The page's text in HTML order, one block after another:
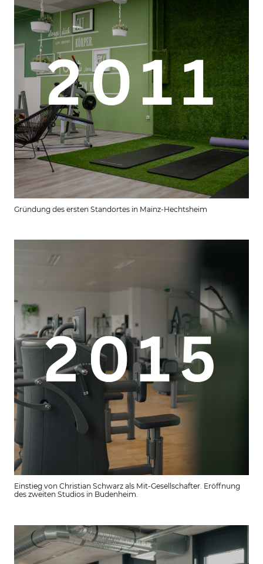
Gründung des ersten Standortes in Mainz-Hechtsheim
Einstieg von Christian Schwarz als Mit-Gesellschafter. Eröffnung
des zweiten Studios in Budenheim.